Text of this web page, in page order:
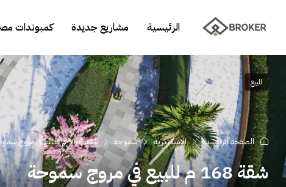
الرئيسية مشاريع جديدة كمبوندات
للبيع
الصفحة الرئيسية الاسكندرية سموحة شقة 168 م للبيع في مروج سموحة
شقة 168 م للبيع في مروج سموحة